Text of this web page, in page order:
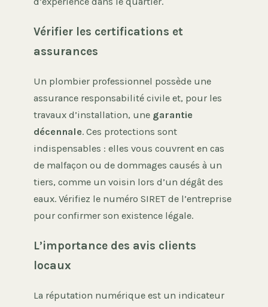
Vérifier les certifications et
assurances
Un plombier professionnel possède une
assurance responsabilité civile et, pour les
travaux d’installation, une garantie
décennale. Ces protections sont
indispensables : elles vous couvrent en cas
de malfaçon ou de dommages causés à un
tiers, comme un voisin lors d’un dégât des
eaux. Vérifiez le numéro SIRET de l’entreprise
pour confirmer son existence légale.
L’importance des avis clients
locaux
La réputation numérique est un indicateur